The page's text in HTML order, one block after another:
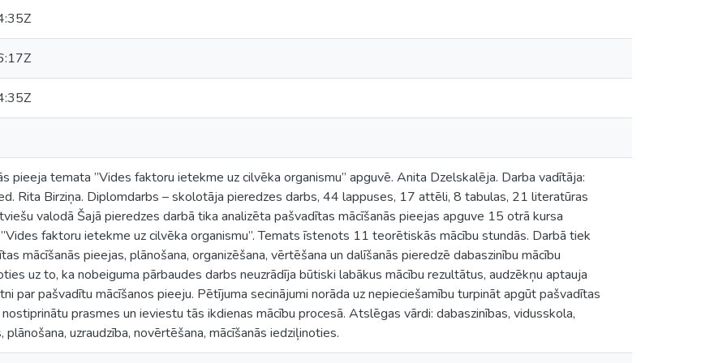
pieeja temata ”Vides faktoru ietekme uz cilvēka organismu” apguvē. Anita Dzelskalēja. Darba vadītāja:
Rita Birziņa. Diplomdarbs – skolotāja pieredzes darbs, 44 lappuses, 17 attēli, 8 tabulas, 21 literatūras
valodā Šajā pieredzes darbā tika analizēta pašvadītas mācīšanās pieejas apguve 15 otrā kursa
faktoru ietekme uz cilvēka organismu”. Temats īstenots 11 teorētiskās mācību stundās. Darbā tiek
mācīšanās pieejas, plānošana, organizēšana, vērtēšana un dalīšanās pieredzē dabaszinību mācību
uz to, ka nobeiguma pārbaudes darbs neuzrādīja būtiski labākus mācību rezultātus, audzēkņu aptauja
par pašvadītu mācīšanos pieeju. Pētījuma secinājumi norāda uz nepieciešamību turpināt apgūt pašvadītas
prasmes un ieviestu tās ikdienas mācību procesā. Atslēgas vārdi: dabaszinības, vidusskola,
plānošana, uzraudzība, novērtēšana, mācīšanās iedziļinoties.